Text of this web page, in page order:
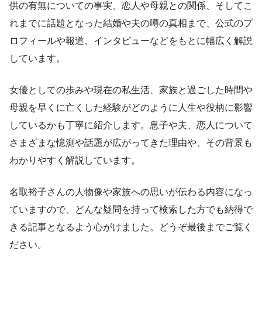
供の有無についての事実、恋人や母親との関係、そしてこ
れまでに話題となった結婚や夫の噂の真相まで、公式のプ
ロフィールや報道、インタビューなどをもとに幅広く解説
しています。
女優としての歩みや現在の私生活、家族と過ごした時間や
母親を早くに亡くした経験がどのように人生や役柄に影響
しているかも丁寧に紹介します。息子や夫、恋人について
さまざまな憶測や話題が広がってきた理由や、その背景も
わかりやすく解説しています。
名取裕子さんの人物像や家族への思いが伝わる内容になっ
ていますので、どんな疑問を持って検索した方でも納得で
きる記事となるよう心がけました。どうぞ最後までご覧く
ださい。